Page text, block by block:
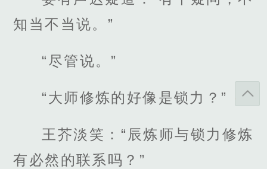
知当不当说。”
“尽管说。”
“大师修炼的好像是锁力？”
王芥淡笑：“辰炼师与锁力修炼
有必然的联系吗？”